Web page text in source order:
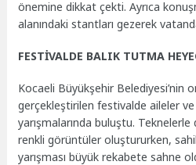
önemine dikkat çekti. Ayrıca
alanındaki stantları gezerek
FESTİVALDE BALIK TUTMA
Kocaeli Büyükşehir Belediyesi’nin
gerçekleştirilen festivalde aileler
yarışmalarında buluştu. Teknelerle
renkli görüntüler oluştururken,
yarışması büyük rekabete sahne